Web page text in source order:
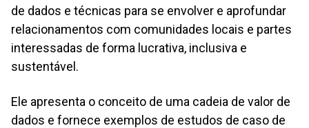
de dados e técnicas para se envolver e aprofundar
relacionamentos com comunidades locais e partes
interessadas de forma lucrativa, inclusiva e
sustentável.
Ele apresenta o conceito de uma cadeia de valor de
dados e fornece exemplos de estudos de caso de